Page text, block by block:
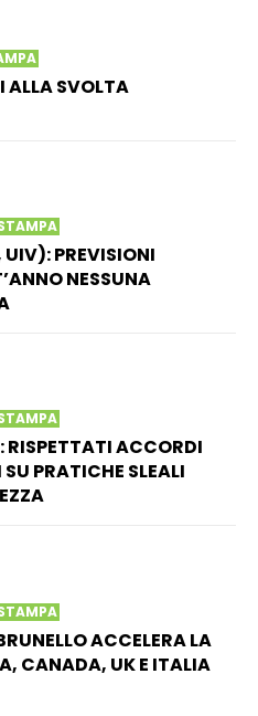
ALLA SVOLTA
PREVISIONI
NESSUNA
ACCORDI
PRATICHE SLEALI
ACCELERA LA
CANADA, UK E ITALIA